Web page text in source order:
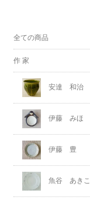
全ての商品
作 家
安達 和治
伊藤 みほ
伊藤 豊
魚谷 あきこ